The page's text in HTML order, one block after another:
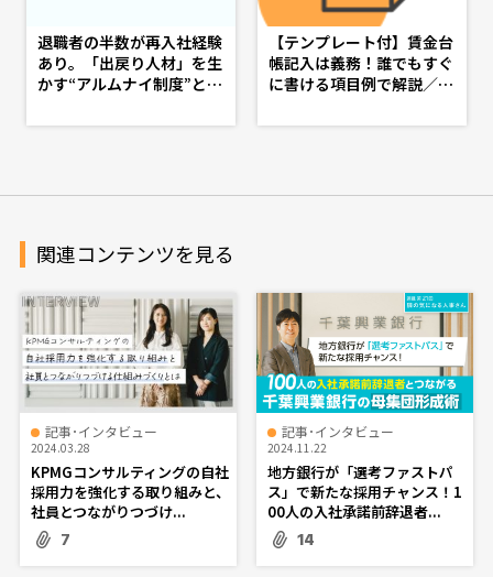
退職者の半数が再入社経験
あり。「出戻り人材」を生
かす“アルムナイ制度”とは
想の人事へ、ショートカッ
【テンプレート付】賃金台
帳記入は義務！誰でもすぐ
に書ける項目例で解説／社
（dsj）- 理想の人事へ、シ
関連コンテンツを見る
記事･インタビュー
2024.03.28
KPMGコンサルティングの自社
採用力を強化する取り組みと、
社員とつながりつづけ...
7
記事･インタビュー
2024.11.22
地方銀行が「選考ファストパ
ス」で新たな採用チャンス！1
00人の入社承諾前辞退者...
14